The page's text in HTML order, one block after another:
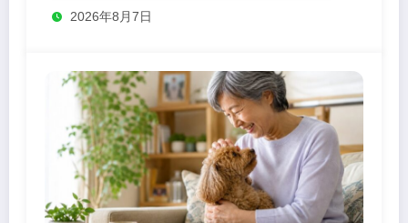
2026年8月7日